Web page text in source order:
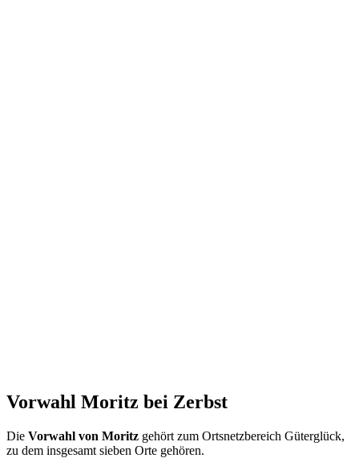
Vorwahl Moritz bei Zerbst
Die Vorwahl von Moritz gehört zum Ortsnetzbereich Güterglück,
zu dem insgesamt sieben Orte gehören.